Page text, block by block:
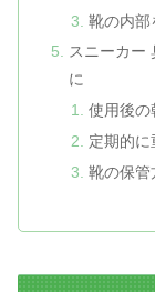
靴の内部
スニーカー
に
使用後の
定期的に
靴の保管